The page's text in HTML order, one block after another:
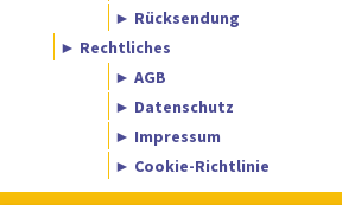
► Rücksendung
► Rechtliches
► AGB
► Datenschutz
► Impressum
► Cookie-Richtlinie